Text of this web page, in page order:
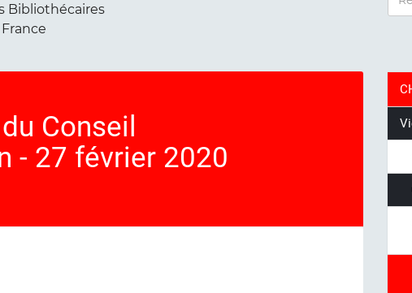
Bibliothécaires
Conseil
- 27 février 2020